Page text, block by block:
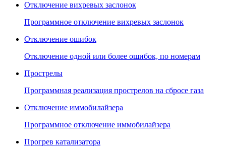
Отключение вихревых заслонок
Программное отключение вихревых заслонок
Отключение ошибок
Отключение одной или более ошибок, по номерам
Прострелы
Программная реализация прострелов на сбросе газа
Отключение иммобилайзера
Программное отключение иммобилайзера
Прогрев катализатора